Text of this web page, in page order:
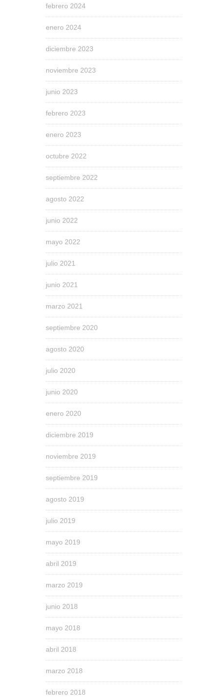
febrero 2024
enero 2024
diciembre 2023
noviembre 2023
junio 2023
febrero 2023
enero 2023
octubre 2022
septiembre 2022
agosto 2022
junio 2022
mayo 2022
julio 2021
junio 2021
marzo 2021
septiembre 2020
agosto 2020
julio 2020
junio 2020
enero 2020
diciembre 2019
noviembre 2019
septiembre 2019
agosto 2019
julio 2019
mayo 2019
abril 2019
marzo 2019
junio 2018
mayo 2018
abril 2018
marzo 2018
febrero 2018